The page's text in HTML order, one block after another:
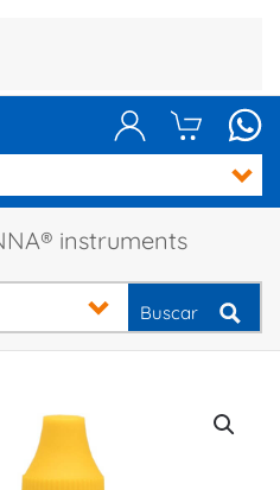
instruments
Buscar